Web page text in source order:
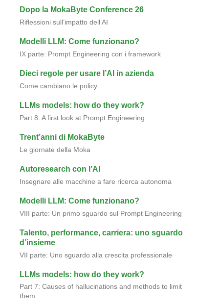
Dopo la MokaByte Conference 26
Riflessioni sull’impatto dell’AI
Modelli LLM: Come funzionano?
IX parte: Prompt Engineering con i framework
Dieci regole per usare l’AI in azienda
Come cambiano le policy
LLMs models: how do they work?
Part 8: A first look at Prompt Engineering
Trent’anni di MokaByte
Le giornate della Moka
Autoresearch con l’AI
Insegnare alle macchine a fare ricerca autonoma
Modelli LLM: Come funzionano?
VIII parte: Un primo sguardo sul Prompt Engineering
Talento, performance, carriera: uno sguardo
d’insieme
VII parte: Uno sguardo alla crescita professionale
LLMs models: how do they work?
Part 7: Causes of hallucinations and methods to limit
them